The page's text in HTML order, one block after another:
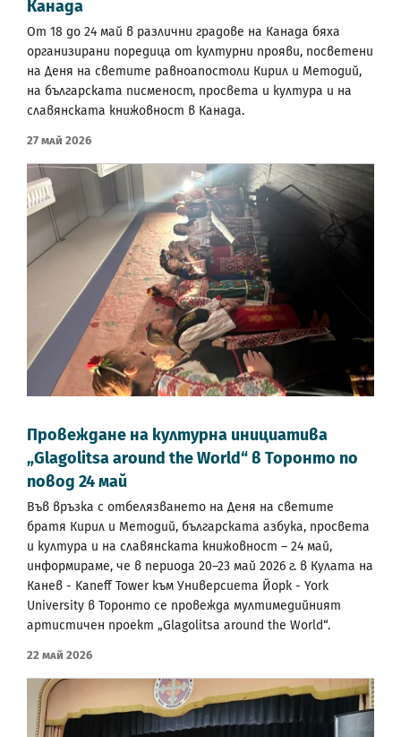
Канада
От 18 до 24 май в различни градове на Канада бяха
организирани поредица от културни прояви, посветени
на Деня на светите равноапостоли Кирил и Методий,
на българската писменост, просвета и култура и на
славянската книжовност в Канада.
27 Май 2026
Провеждане на културна инициатива
„Glagolitsa around the World“ в Торонто по
повод 24 май
Във връзка с отбелязването на Деня на светите
братя Кирил и Методий, българската азбука, просвета
и култура и на славянската книжовност – 24 май,
информираме, че в периода 20–23 май 2026 г. в Кулата на
Канев - Kaneff Tower към Универсиета Йорк - York
University в Торонто се провежда мултимедийният
артистичен проект „Glagolitsa around the World“.
22 Май 2026